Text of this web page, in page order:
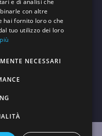
e di analisi che
con altre
hai fornito loro o che
tuo utilizzo dei loro
NECESSARI